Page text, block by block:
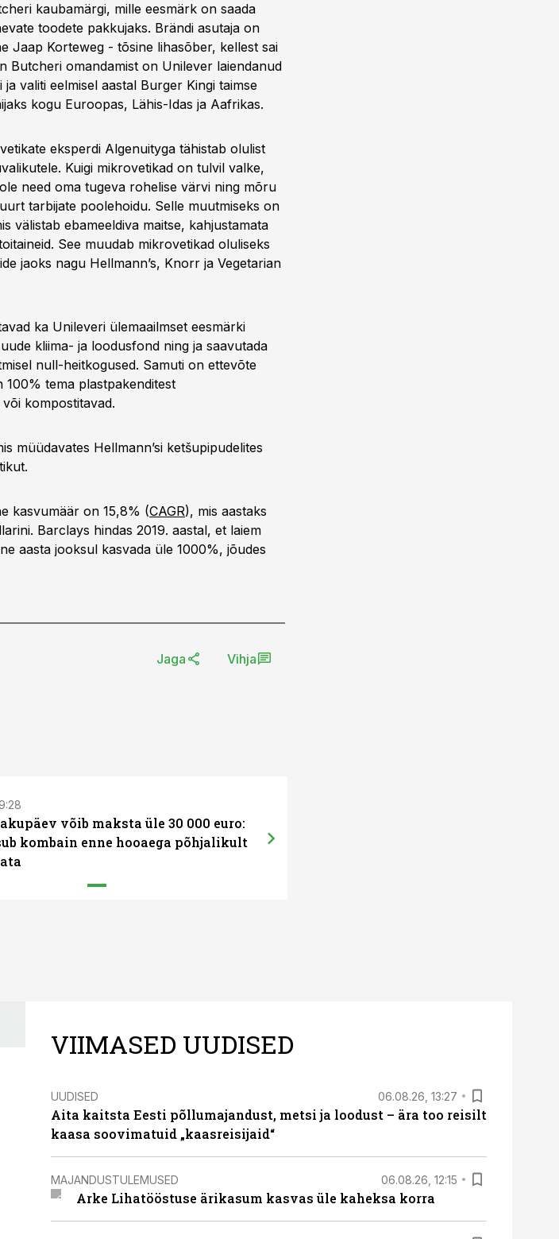
kaubamärgi, mille eesmärk on saada
toodete pakkujaks. Brändi asutaja on
Jaap Korteweg - tõsine lihasõber, kellest sai
Butcheri omandamist on Unilever laiendanud
valiti eelmisel aastal Burger Kingi taimse
kogu Euroopas, Lähis-Idas ja Aafrikas.
eksperdi Algenuityga tähistab olulist
Kuigi mikrovetikad on tulvil valke,
need oma tugeva rohelise värvi ning mõru
tarbijate poolehoidu. Selle muutmiseks on
välistab ebameeldiva maitse, kahjustamata
See muudab mikrovetikad oluliseks
jaoks nagu Hellmann’s, Knorr ja Vegetarian
ka Unileveri ülemaailmset eesmärki
kliima- ja loodusfond ning ja saavutada
null-heitkogused. Samuti on ettevõte
tema plastpakenditest
kompostitavad.
müüdavates Hellmann’si ketšupipudelites
kasvumäär on 15,8% (CAGR), mis aastaks
Barclays hindas 2019. aastal, et laiem
aasta jooksul kasvada üle 1000%, jõudes
Jaga Vihja
võib maksta üle 30 000 euro:
kombain enne hooaega põhjalikult
VIIMASED UUDISED
UUDISED 06.08.26, 13:27
Aita kaitsta Eesti põllumajandust, metsi ja loodust – ära too reisilt
kaasa soovimatuid „kaasreisijaid“
MAJANDUSTULEMUSED 06.08.26, 12:15
Arke Lihatööstuse ärikasum kasvas üle kaheksa korra